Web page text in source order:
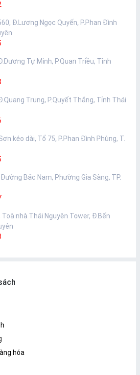
Đ.Lương Ngọc Quyến, P.Phan Đình
Tự Minh, P.Quan Triều, Tỉnh
Trung, P.Quyết Thắng, Tỉnh Thái
kéo dài, Tổ 75, P.Phan Đình Phùng, T.
Bắc Nam, Phường Gia Sàng, TP.
Toà nhà Thái Nguyên Tower, Đ.Bến
hóa